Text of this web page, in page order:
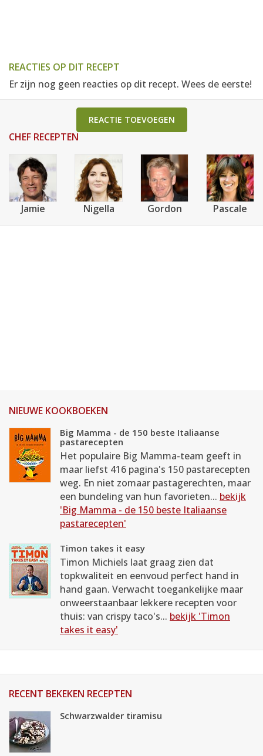
REACTIES OP DIT RECEPT
Er zijn nog geen reacties op dit recept. Wees de eerste!
REACTIE TOEVOEGEN
CHEF RECEPTEN
Jamie Nigella Gordon Pascale
NIEUWE KOOKBOEKEN
Big Mamma - de 150 beste Italiaanse
pastarecepten
Het populaire Big Mamma-team geeft in
maar liefst 416 pagina's 150 pastarecepten
weg. En niet zomaar pastagerechten, maar
een bundeling van hun favorieten... bekijk
'Big Mamma - de 150 beste Italiaanse
pastarecepten'
Timon takes it easy
Timon Michiels laat graag zien dat
topkwaliteit en eenvoud perfect hand in
hand gaan. Verwacht toegankelijke maar
onweerstaanbaar lekkere recepten voor
thuis: van crispy taco's... bekijk 'Timon
takes it easy'
RECENT BEKEKEN RECEPTEN
Schwarzwalder tiramisu